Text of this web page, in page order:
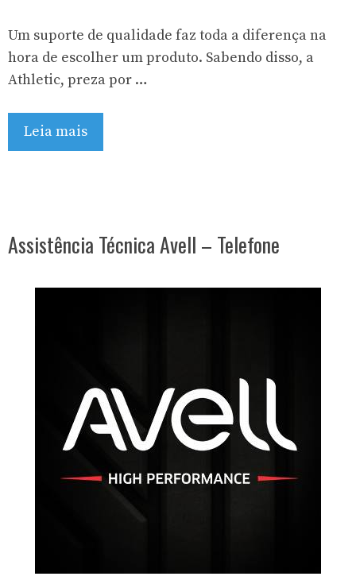
Um suporte de qualidade faz toda a diferença na
hora de escolher um produto. Sabendo disso, a
Athletic, preza por …
Leia mais
Assistência Técnica Avell – Telefone